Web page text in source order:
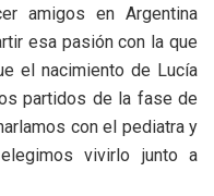
amigos en Argentina
esa pasión con la que
el nacimiento de Lucía
partidos de la fase de
con el pediatra y
vivirlo junto a